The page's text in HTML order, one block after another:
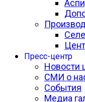
Пресс-центр
Новости
СМИ о
События
Медиа